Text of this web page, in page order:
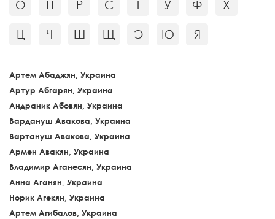
О П Р С Т У Ф Х
Ц Ч Ш Щ Э Ю Я
Артем Абаджян, Украина
Артур Абгарян, Украина
Андраник Абовян, Украина
Вардануш Авакова, Украина
Вартануш Авакова, Украина
Армен Авакян, Украина
Владимир Аганесян, Украина
Анна Аганян, Украина
Норик Агекян, Украина
Артем Агибалов, Украина